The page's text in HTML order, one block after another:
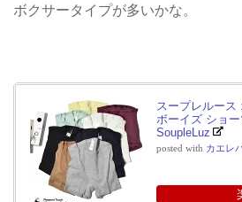
ボクサータイプが多いかな。
スープレルース
ボーイズ ショ
SoupleLuz
posted with カエレ